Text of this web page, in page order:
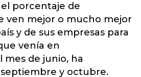
porcentaje de
ven mejor o mucho mejor
y de sus empresas para
venía en
mes de junio, ha
y octubre.